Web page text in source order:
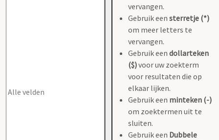
vervangen.
Gebruik een sterretje (*)
om meer letters te
vervangen.
Gebruik een dollarteken
($)voor uw zoekterm
voor resultaten die op
elkaar lijken.
Gebruik een minteken (-)
om zoektermen uit te
sluiten.
Gebruik een Dubbele